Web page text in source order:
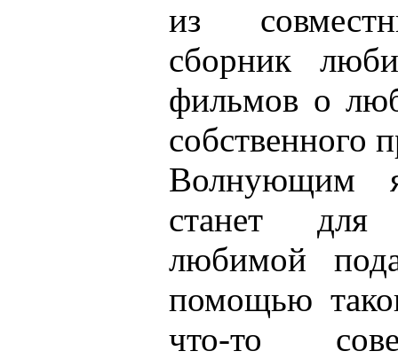
из
сборник
фильмов о
собственного
Волнующим
станет
любимой
помощью
что-то